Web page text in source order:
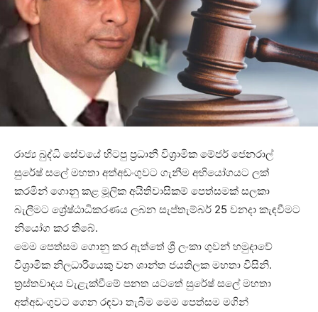
රාජ්‍ය බුද්ධි සේවයේ හිටපු ප්‍රධානී විශ්‍රාමික මේජර් ජෙනරාල්
සුරේෂ් සලේ මහතා අත්අඩංගුවට ගැනීම අභියෝගයට ලක්
කරමින් ගොනු කළ මූලික අයිතිවාසිකම් පෙත්සමක් සලකා
බැලීමට ශ්‍රේෂ්ඨාධිකරණය ලබන සැප්තැම්බර් 25 වනදා කැඳවීමට
නියෝග කර තිබේ.
මෙම පෙත්සම ගොනු කර ඇත්තේ ශ්‍රී ලංකා ගුවන් හමුදාවේ
විශ්‍රාමික නිලධාරියෙකු වන ශාන්ත ජයතිලක මහතා විසිනි.
ත්‍රස්තවාදය වැළැක්වීමේ පනත යටතේ සුරේෂ් සලේ මහතා
අත්අඩංගුවට ගෙන රඳවා තැබීම මෙම පෙත්සම මගින්